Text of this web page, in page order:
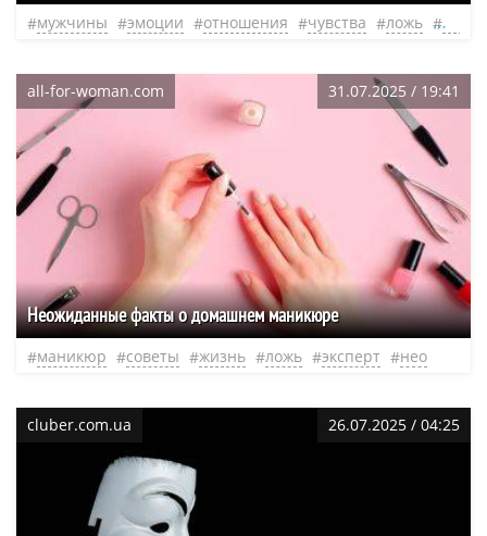
мужчины эмоции отношения чувства ложь
all-for-woman.com 31.07.2025 / 19:41
Неожиданные факты о домашнем маникюре
маникюр советы жизнь ложь эксперт нео
cluber.com.ua 26.07.2025 / 04:25